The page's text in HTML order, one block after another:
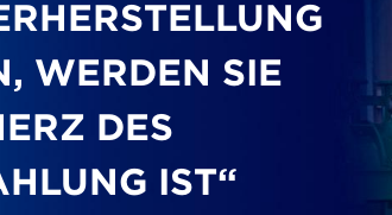
WERDEN SIE
DES
IST“